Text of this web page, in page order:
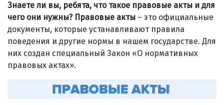
Знаете ли вы, ребята, что такое правовые акты и для
чего они нужны? Правовые акты – это официальные
документы, которые устанавливают правила
поведения и другие нормы в нашем государстве. Для
них создан специальный Закон «О нормативных
правовых актах».